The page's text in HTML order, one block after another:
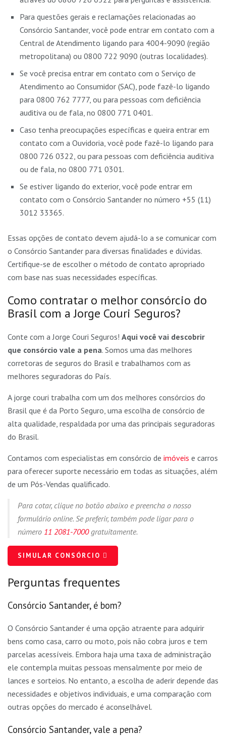
Para questões gerais e reclamações relacionadas ao
Consórcio Santander, você pode entrar em contato com a
Central de Atendimento ligando para 4004-9090 (região
metropolitana) ou 0800 722 9090 (outras localidades).
Se você precisa entrar em contato com o Serviço de
Atendimento ao Consumidor (SAC), pode fazê-lo ligando
para 0800 762 7777, ou para pessoas com deficiência
auditiva ou de fala, no 0800 771 0401.
Caso tenha preocupações específicas e queira entrar em
contato com a Ouvidoria, você pode fazê-lo ligando para
0800 726 0322, ou para pessoas com deficiência auditiva
ou de fala, no 0800 771 0301.
Se estiver ligando do exterior, você pode entrar em
contato com o Consórcio Santander no número +55 (11)
3012 33365.
Essas opções de contato devem ajudá-lo a se comunicar com
o Consórcio Santander para diversas finalidades e dúvidas.
Certifique-se de escolher o método de contato apropriado
com base nas suas necessidades específicas.
Como contratar o melhor consórcio do
Brasil com a Jorge Couri Seguros?
Conte com a Jorge Couri Seguros! Aqui você vai descobrir
que consórcio vale a pena. Somos uma das melhores
corretoras de seguros do Brasil e trabalhamos com as
melhores seguradoras do País.
A jorge couri trabalha com um dos melhores consórcios do
Brasil que é da Porto Seguro, uma escolha de consórcio de
alta qualidade, respaldada por uma das principais seguradoras
do Brasil.
Contamos com especialistas em consórcio de imóveis e carros
para oferecer suporte necessário em todas as situações, além
de um Pós-Vendas qualificado.
Para cotar, clique no botão abaixo e preencha o nosso
formulário online. Se preferir, também pode ligar para o
número 11 2081-7000gratuitamente.
SIMULAR CONSÓRCIO
Perguntas frequentes
Consórcio Santander, é bom?
O Consórcio Santander é uma opção atraente para adquirir
bens como casa, carro ou moto, pois não cobra juros e tem
parcelas acessíveis. Embora haja uma taxa de administração
ele contempla muitas pessoas mensalmente por meio de
lances e sorteios. No entanto, a escolha de aderir depende das
necessidades e objetivos individuais, e uma comparação com
outras opções do mercado é aconselhável.
Consórcio Santander, vale a pena?